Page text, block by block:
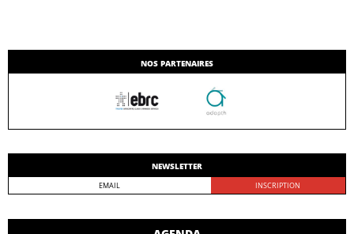
NOS PARTENAIRES
NEWSLETTER